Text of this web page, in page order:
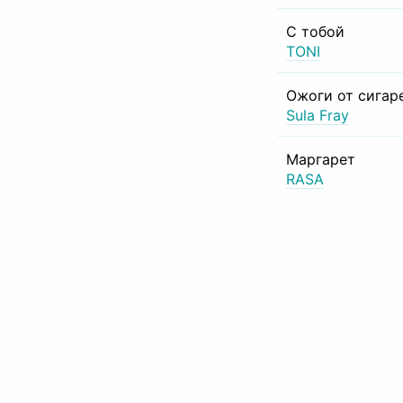
С тобой
TONI
Ожоги от
Sula Fray
Маргарет
RASA